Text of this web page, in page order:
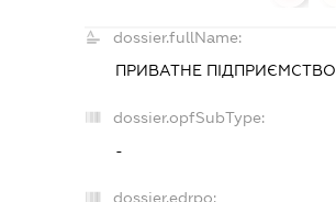
dossier.fullName:
ПРИВАТНЕ ПІДПРИЄМСТВО
dossier.opfSubType:
-
dossier.edrpo: